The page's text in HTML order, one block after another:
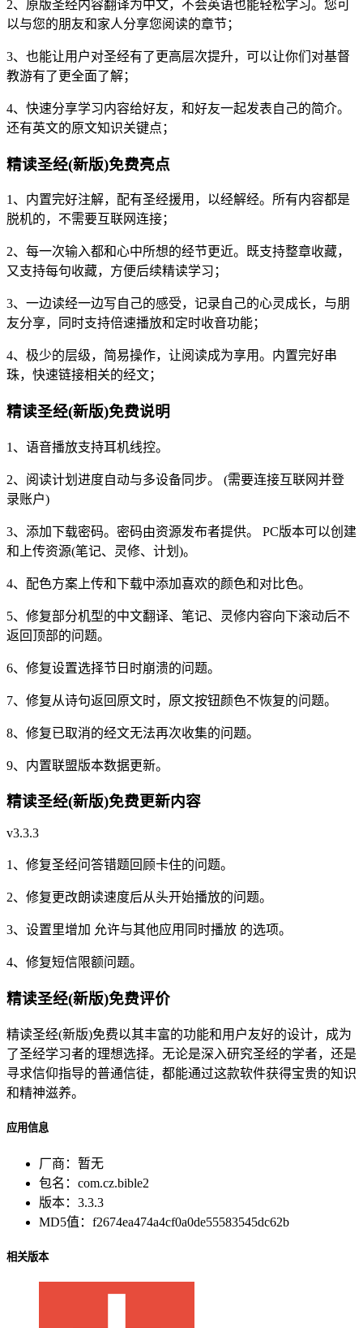
2、原版圣经内容翻译为中文，不会英语也能轻松学习。您可
以与您的朋友和家人分享您阅读的章节；
3、也能让用户对圣经有了更高层次提升，可以让你们对基督
教游有了更全面了解；
4、快速分享学习内容给好友，和好友一起发表自己的简介。
还有英文的原文知识关键点；
精读圣经(新版)免费亮点
1、内置完好注解，配有圣经援用，以经解经。所有内容都是
脱机的，不需要互联网连接；
2、每一次输入都和心中所想的经节更近。既支持整章收藏，
又支持每句收藏，方便后续精读学习；
3、一边读经一边写自己的感受，记录自己的心灵成长，与朋
友分享，同时支持倍速播放和定时收音功能；
4、极少的层级，简易操作，让阅读成为享用。内置完好串
珠，快速链接相关的经文；
精读圣经(新版)免费说明
1、语音播放支持耳机线控。
2、阅读计划进度自动与多设备同步。 (需要连接互联网并登
录账户)
3、添加下载密码。密码由资源发布者提供。 PC版本可以创建
和上传资源(笔记、灵修、计划)。
4、配色方案上传和下载中添加喜欢的颜色和对比色。
5、修复部分机型的中文翻译、笔记、灵修内容向下滚动后不
返回顶部的问题。
6、修复设置选择节日时崩溃的问题。
7、修复从诗句返回原文时，原文按钮颜色不恢复的问题。
8、修复已取消的经文无法再次收集的问题。
9、内置联盟版本数据更新。
精读圣经(新版)免费更新内容
v3.3.3
1、修复圣经问答错题回顾卡住的问题。
2、修复更改朗读速度后从头开始播放的问题。
3、设置里增加 允许与其他应用同时播放 的选项。
4、修复短信限额问题。
精读圣经(新版)免费评价
精读圣经(新版)免费以其丰富的功能和用户友好的设计，成为
了圣经学习者的理想选择。无论是深入研究圣经的学者，还是
寻求信仰指导的普通信徒，都能通过这款软件获得宝贵的知识
和精神滋养。
应用信息
厂商： 暂无
包名： com.cz.bible2
版本： 3.3.3
MD5值： f2674ea474a4cf0a0de55583545dc62b
相关版本